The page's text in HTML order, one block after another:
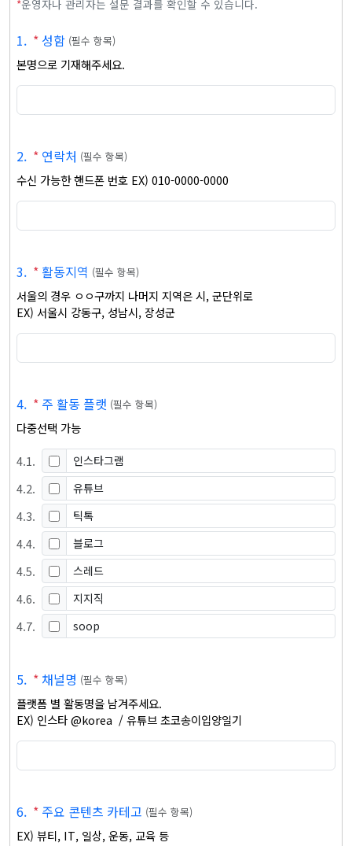
*운영자나 관리자는 설문 결과를 확인할 수 있습니다.
1. *성함 (필수 항목)
본명으로 기재해주세요.
2. * 연락처 (필수 항목)
수신 가능한 핸드폰 번호 EX) 010-0000-0000
3. * 활동지역 (필수 항목)
서울의 경우 ㅇㅇ구까지 나머지 지역은 시, 군단위로
EX) 서울시 강동구, 성남시, 장성군
4. * 주 활동 플랫 (필수 항목)
다중선택 가능
4.1. 인스타그램
4.2. 유튜브
4.3. 틱톡
4.4. 블로그
4.5. 스레드
4.6. 지지직
4.7. soop
5. * 채널명 (필수 항목)
플랫폼 별 활동명을 남겨주세요.
EX) 인스타 @korea  / 유튜브 초코송이입양일기
6. * 주요 콘텐츠 카테고 (필수 항목)
EX) 뷰티, IT, 일상, 운동, 교육 등